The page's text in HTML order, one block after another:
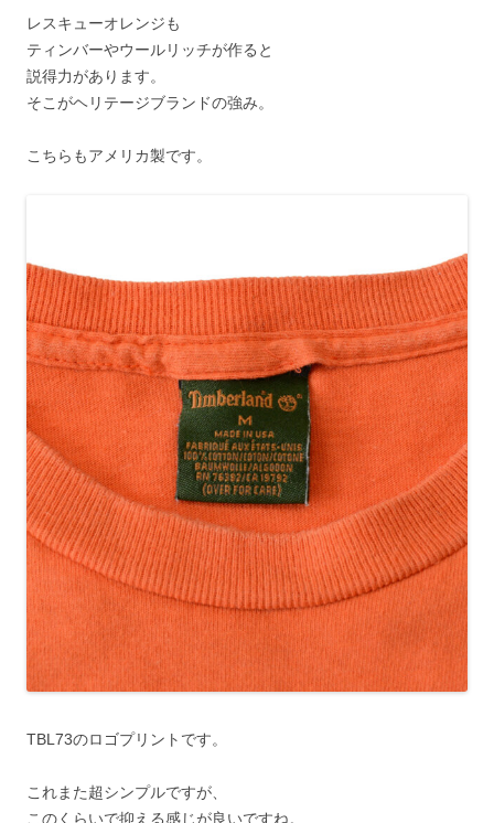
レスキューオレンジも
ティンバーやウールリッチが作ると
説得力があります。
そこがヘリテージブランドの強み。
こちらもアメリカ製です。
TBL73のロゴプリントです。
これまた超シンプルですが、
このくらいで抑える感じが良いですね。